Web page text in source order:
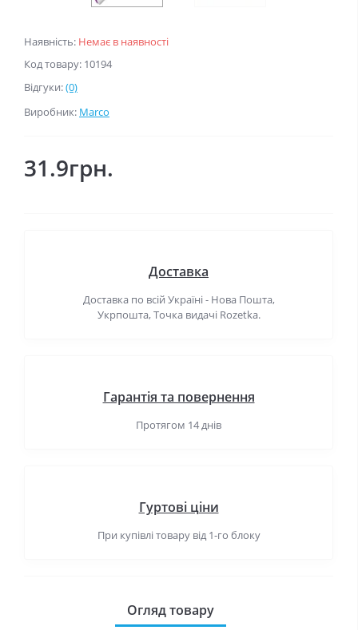
Наявність: Немає в наявності
Код товару: 10194
Відгуки:(0)
Виробник: Marco
31.9грн.
Доставка
Доставка по всій Україні - Нова Пошта,
Укрпошта, Точка видачі Rozetka.
Гарантія та повернення
Протягом 14 днів
Гуртові ціни
При купівлі товару від 1-го блоку
Огляд товару